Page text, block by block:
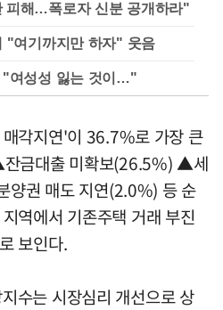
피해…폭로자 신분 공개하라"
"여기까지만 하자" 웃음
"여성성 잃는 것이…"
각지연'이 36.7%로 가장 큰
금대출 미확보(26.5%) ▲세
권 매도 지연(2.0%) 등 순
역에서 기존주택 거래 부진
보인다.
수는 시장심리 개선으로 상